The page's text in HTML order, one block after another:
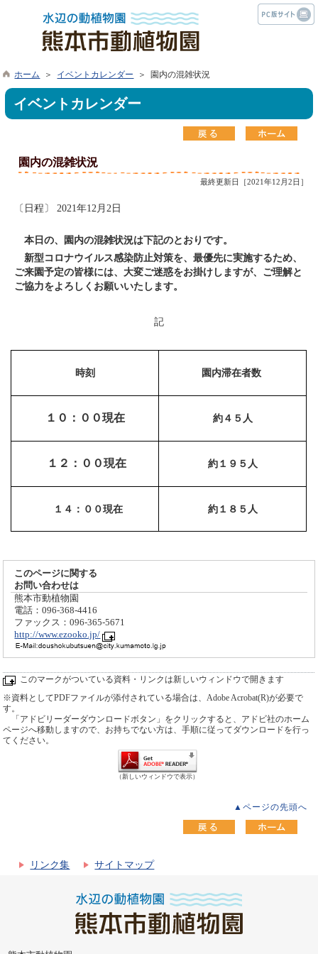
ホーム ＞ イベントカレンダー ＞ 園内の混雑状況
イベントカレンダー
園内の混雑状況
最終更新日［2021年12月2日］
〔日程〕 2021年12月2日
本日の、園内の混雑状況は下記のとおりです。
新型コロナウイルス感染防止対策を、最優先に実施するため、
ご来園予定の皆様には、大変ご迷惑をお掛けしますが、ご理解と
ご協力をよろしくお願いいたします。
記
時刻 園内滞在者数
１０：００現在 約４５人
１２：００現在 約１９５人
１４：００現在 約１８５人
このページに関する
お問い合わせは
熊本市動植物園
電話：096-368-4416
ファックス：096-365-5671
http://www.ezooko.jp/
このマークがついている資料・リンクは新しいウィンドウで開きます
※資料としてPDFファイルが添付されている場合は、Adobe Acrobat(R)が必要で
す。
「アドビリーダーダウンロードボタン」をクリックすると、アドビ社のホーム
ページへ移動しますので、お持ちでない方は、手順に従ってダウンロードを行っ
てください。
（新しいウィンドウで表示）
▲ページの先頭へ
リンク集 サイトマップ